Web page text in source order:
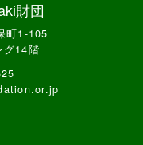
財団
町1-105
グ14階